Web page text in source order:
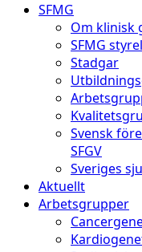
SFMG
Om klinisk
SFMG
Stadgar
Svensk
SFGV
Sveriges
Aktuellt
Arbetsgrupper